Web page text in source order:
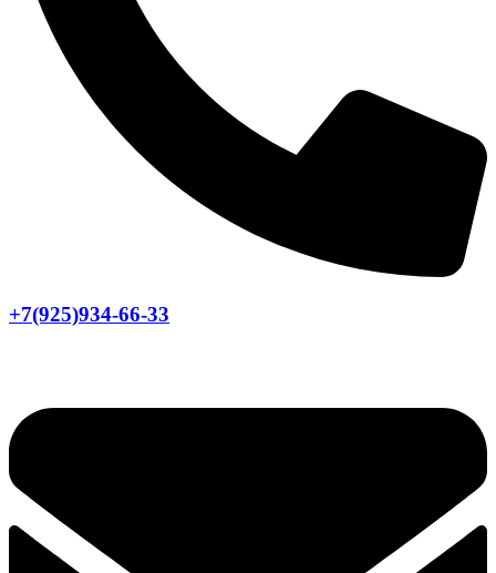
+7(925)934-66-33